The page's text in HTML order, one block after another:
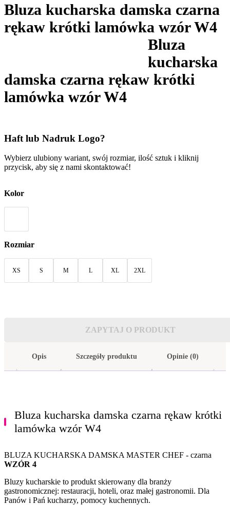
Bluza kucharska damska czarna
rękaw krótki lamówka wzór W4
Bluza
kucharska
damska czarna rękaw krótki
lamówka wzór W4
Haft lub Nadruk Logo?
Wybierz ulubiony wariant, swój rozmiar, ilość sztuk i kliknij
przycisk, aby się z nami skontaktować!
Kolor
Rozmiar
XS S M L XL 2XL
ZAPYTAJ O PRODUKT
Opis Szczegóły produktu Opinie (0)
Bluza kucharska damska czarna rękaw krótki
lamówka wzór W4
BLUZA KUCHARSKA DAMSKA MASTER CHEF - czarna
WZÓR 4
Bluzy kucharskie to produkt skierowany dla branży
gastronomicznej: restauracji, hoteli, oraz małej gastronomii. Dla
Panów i Pań kucharzy, pomocy kuchennych.